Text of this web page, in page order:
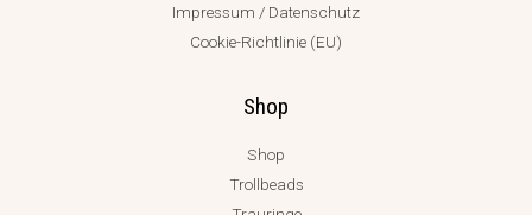
Impressum / Datenschutz
Cookie-Richtlinie (EU)
Shop
Shop
Trollbeads